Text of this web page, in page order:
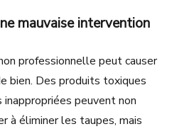
mauvaise intervention
professionnelle peut causer
bien. Des produits toxiques
inappropriées peuvent non
à éliminer les taupes, mais